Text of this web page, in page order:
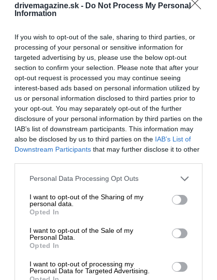
drivemagazine.sk - Do Not Process My Personal
Information
If you wish to opt-out of the sale, sharing to third parties, or
processing of your personal or sensitive information for
targeted advertising by us, please use the below opt-out
section to confirm your selection. Please note that after your
opt-out request is processed you may continue seeing
interest-based ads based on personal information utilized by
us or personal information disclosed to third parties prior to
your opt-out. You may separately opt-out of the further
disclosure of your personal information by third parties on the
IAB’s list of downstream participants. This information may
also be disclosed by us to third parties on the IAB’s List of
Downstream Participants that may further disclose it to other
Please note that this website/app uses one or more Google
not limited to your visit or usage behaviour. You may click to
grant or deny consent to Google and its third-party tags to
use your data for below specified purposes in below Google
consent section.
Personal Data Processing Opt Outs
I want to opt-out of the Sharing of my
personal data.
Opted In
I want to opt-out of the Sale of my
Personal Data.
Opted In
I want to opt-out of processing my
Personal Data for Targeted Advertising.
Makarská riviéra Foto:Tom Wheatley/Unsplash
5. OSTROV BRAČ: DOMOV
NAJSLÁVNEJŠEJ PLÁŽE
Len kúsok plavby trajektom zo Splitu alebo
Makarskej leží tretí najväčší chorvátskyostrov. Jeho
mení svoj tvar podľa vetra a morských prúdov. Ak
vás omrzí slnenie na pláži, vydajte sa na Vidovu goru
(780 m n. m.), odkiaľ sa vám naskytne úchvatný
pohľad na okolité jadranské ostrovy.